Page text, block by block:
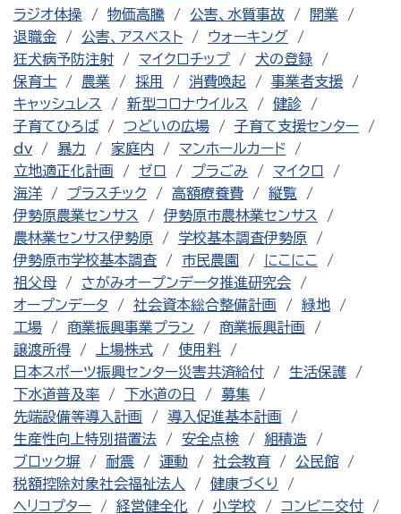
ラジオ体操
物価高騰 公害、水質事故
開業
退職金
公害、アスベスト
ウォーキング
狂犬病予防注射
マイクロチップ
犬の登録
保育士
農業 採用 消費喚起
事業者支援
キャッシュレス
新型コロナウイルス
健診
子育てひろば
つどいの広場
子育て支援センター
dv
暴力 家庭内
マンホールカード
立地適正化計画
ゼロ プラごみ
マイクロ
海洋
プラスチック 高額療養費
縦覧
伊勢原農業センサス
伊勢原市農林業センサス
農林業センサス伊勢原
学校基本調査伊勢原
伊勢原市学校基本調査
市民農園
にこにこ
祖父母
さがみオープンデータ推進研究会
オープンデータ
社会資本総合整備計画
緑地
工場
商業振興事業プラン
商業振興計画
譲渡所得
上場株式
使用料
日本スポーツ振興センター災害共済給付
生活保護
下水道普及率
下水道の日
募集
先端設備等導入計画
導入促進基本計画
生産性向上特別措置法
安全点検
組積造
ブロック塀
耐震 運動 社会教育
公民館
税額控除対象社会福祉法人
健康づくり
ヘリコプター
経営健全化 小学校
コンビニ交付